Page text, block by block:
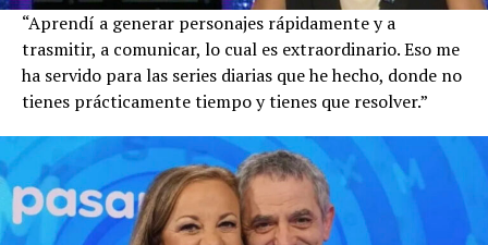
“Aprendí a generar personajes rápidamente y a
trasmitir, a comunicar, lo cual es extraordinario. Eso me
ha servido para las series diarias que he hecho, donde no
tienes prácticamente tiempo y tienes que resolver.”